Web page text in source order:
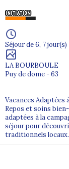
Séjour de 6, 7 jour(s)
LA BOURBOULE
Puy de dome - 63
Vacances Adaptées
Repos et soins
adaptées à la
séjour pour
traditionnels locaux.